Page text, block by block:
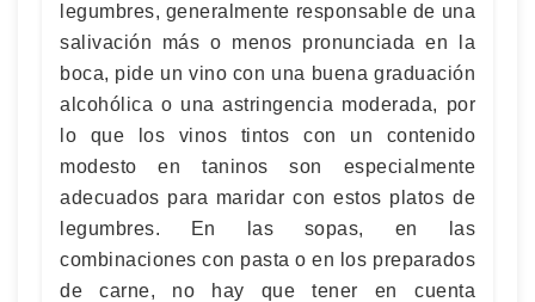
legumbres, generalmente responsable de una
salivación más o menos pronunciada en la
boca, pide un vino con una buena graduación
alcohólica o una astringencia moderada, por
lo que los vinos tintos con un contenido
modesto en taninos son especialmente
adecuados para maridar con estos platos de
legumbres. En las sopas, en las
combinaciones con pasta o en los preparados
de carne, no hay que tener en cuenta